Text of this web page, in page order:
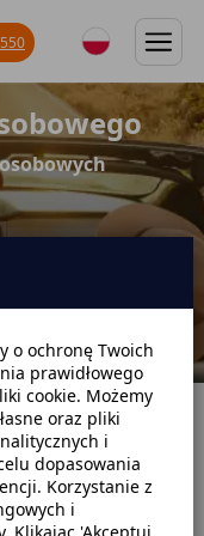
8-osobowego
o ochronę Twoich
prawidłowego
cookie. Możemy
oraz pliki
i
dopasowania
Korzystanie z
i